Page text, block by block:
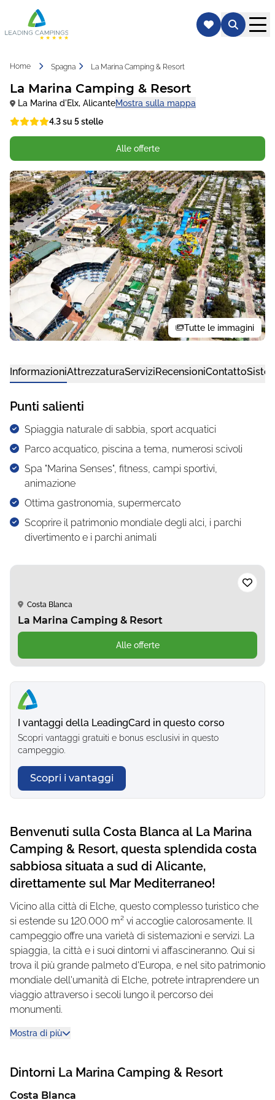
Home Spagna La Marina Camping & Resort
La Marina Camping & Resort
La Marina d'Elx, AlicanteMostra sulla mappa
4.3 su 5 stelle
Alle offerte
Tutte le immagini
InformazioniAttrezzaturaServiziRecensioniContatto
Punti salienti
Spiaggia naturale di sabbia, sport acquatici
Parco acquatico, piscina a tema, numerosi scivoli
Spa "Marina Senses", fitness, campi sportivi,
animazione
Ottima gastronomia, supermercato
Scoprire il patrimonio mondiale degli alci, i parchi
divertimento e i parchi animali
Costa Blanca
La Marina Camping & Resort
Alle offerte
I vantaggi della LeadingCard in questo corso
Scopri vantaggi gratuiti e bonus esclusivi in questo
campeggio.
Scopri i vantaggi
Benvenuti sulla Costa Blanca al La Marina
Camping & Resort, questa splendida costa
sabbiosa situata a sud di Alicante,
direttamente sul Mar Mediterraneo!
Vicino alla città di Elche, questo complesso turistico che
si estende su 120.000 m² vi accoglie calorosamente. Il
campeggio offre una varietà di sistemazioni e servizi. La
spiaggia, la città e i suoi dintorni vi affascineranno. Qui si
trova il più grande palmeto d'Europa, e nel sito patrimonio
mondiale dell'umanità di Elche, potrete intraprendere un
viaggio attraverso i secoli lungo il percorso dei
monumenti.
Al La Marina Camping & Resort, sarete coccolati con
Godetevi la gastronomia selezionata, i programmi di
Mostra di più
Dintorni La Marina Camping & Resort
Costa Blanca